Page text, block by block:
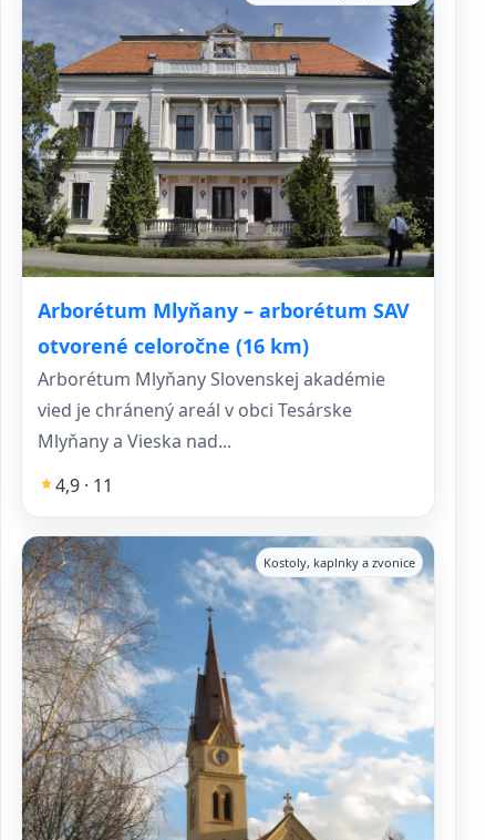
Arborétum Mlyňany – arborétum SAV
otvorené celoročne (16 km)
Arborétum Mlyňany Slovenskej akadémie
vied je chránený areál v obci Tesárske
Mlyňany a Vieska nad...
4,9 · 11
Kostoly, kaplnky a zvonice